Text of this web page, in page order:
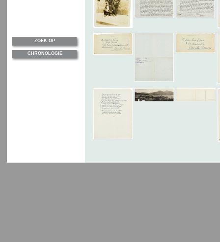
ZOEK OP
CHRONOLOGIE